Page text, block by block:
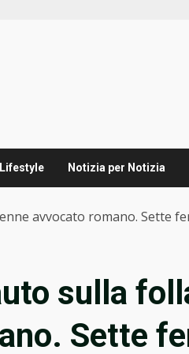
Lifestyle Notizia per Notizia
avvocato romano. Sette
sulla
Sette